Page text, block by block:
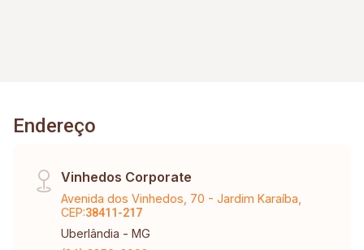
Endereço
Vinhedos Corporate
Avenida dos Vinhedos, 70 - Jardim Karaíba,
CEP:38411-217
Uberlândia - MG